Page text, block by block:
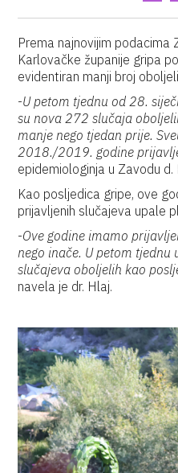
Prema najnovijim
Karlovačke županije gripa
evidentiran manji broj
-U petom tjednu od 28.
su nova 272 slučaja
manje nego tjedan prije.
2018./2019. godine
epidemiologinja u Zavodu d.
Kao posljedica gripe, ove
prijavljenih slučajeva upale
-Ove godine imamo
nego inače. U petom tjednu
slučajeva oboljelih kao
navela je dr. Hlaj.